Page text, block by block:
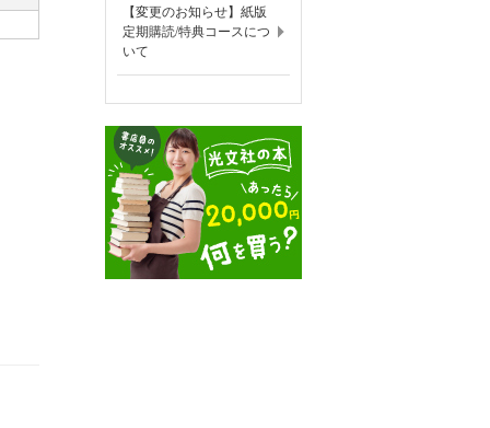
【変更のお知らせ】紙版
定期購読/特典コースにつ
いて